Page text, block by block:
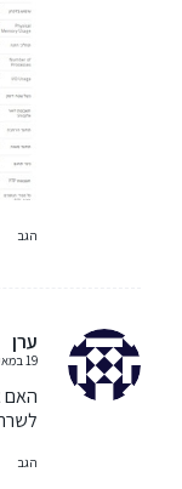
הגב
ערן
19 במאי 2015 ב 22:34
האם
הגב